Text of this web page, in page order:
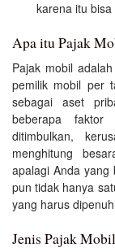
karena itu
Apa itu Pajak
Pajak mobil
pemilik mobil per
sebagai aset
beberapa
ditimbulkan,
menghitung
apalagi Anda yang
pun tidak hanya
yang harus
Jenis Pajak Mobil